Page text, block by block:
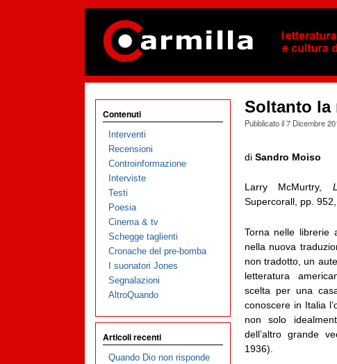
Soltanto la
Pubblicato il7 Dicembre
di Sandro Moiso
Larry McMurtry,
Supercorall, pp.
Torna nelle librerie
nella nuova
non tradotto, un
letteratura
scelta per una
conoscere in Italia
non solo
dell’altro grande
1936).
Contenuti
Interventi
Recensioni
Controinformazione
Interviste
Testi
Poesia
Cinema & tv
Schegge taglienti
Cronache del pre-bomba
I suonatori Jones
Segnalazioni
AltroQuando
Articoli recenti
Quando Dio non risponde